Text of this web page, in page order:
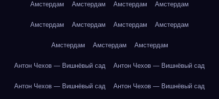
Амстердам Амстердам Амстердам Амстердам
Амстердам Амстердам Амстердам Амстердам
Амстердам Амстердам Амстердам
Антон Чехов — Вишнёвый сад Антон Чехов — Вишнёвый сад
Антон Чехов — Вишнёвый сад Антон Чехов — Вишнёвый сад